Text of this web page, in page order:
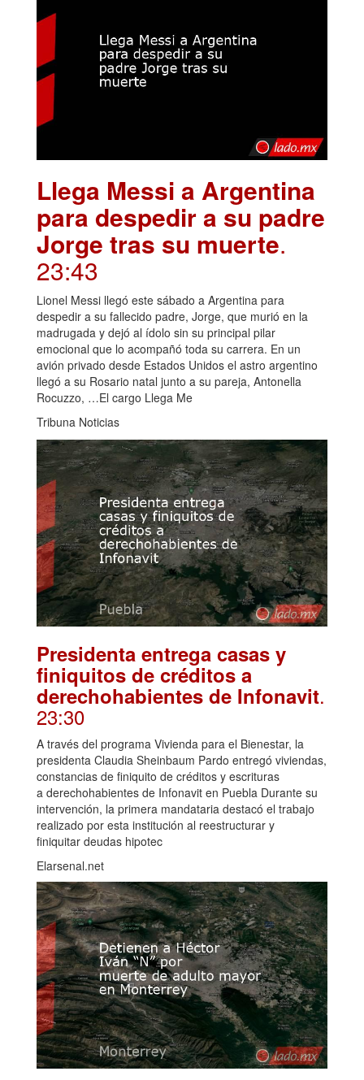
Llega Messi a Argentina
para despedir a su padre
Jorge tras su muerte.
23:43
Lionel Messi llegó este sábado a Argentina para
despedir a su fallecido padre, Jorge, que murió en la
madrugada y dejó al ídolo sin su principal pilar
emocional que lo acompañó toda su carrera. En un
avión privado desde Estados Unidos el astro argentino
llegó a su Rosario natal junto a su pareja, Antonella
Rocuzzo, …El cargo Llega Me
Tribuna Noticias
Presidenta entrega casas y
finiquitos de créditos a
derechohabientes de Infonavit.
23:30
A través del programa Vivienda para el Bienestar, la
presidenta Claudia Sheinbaum Pardo entregó viviendas,
constancias de finiquito de créditos y escrituras
a derechohabientes de Infonavit en Puebla Durante su
intervención, la primera mandataria destacó el trabajo
realizado por esta institución al reestructurar y
finiquitar deudas hipotec
Elarsenal.net